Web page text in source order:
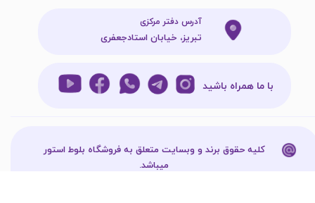
با ما همراه باشید
آدرس دفتر مرکزی
تبریز، خیابان استادجعفری
کلیه حقوق برند و وبسایت متعلق به فروشگاه بلوط استور
میباشد.​​​​​​​